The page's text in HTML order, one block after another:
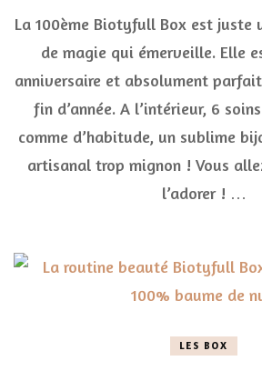
fête
et
La 100ème Biotyfull Box est juste
de magie qui émerveille. Elle
anniversaire et absolument
fin d’année. A l’intérieur, 6
comme d’habitude, un sublime
artisanal trop mignon ! Vous
l’adorer ! …
LES BOX